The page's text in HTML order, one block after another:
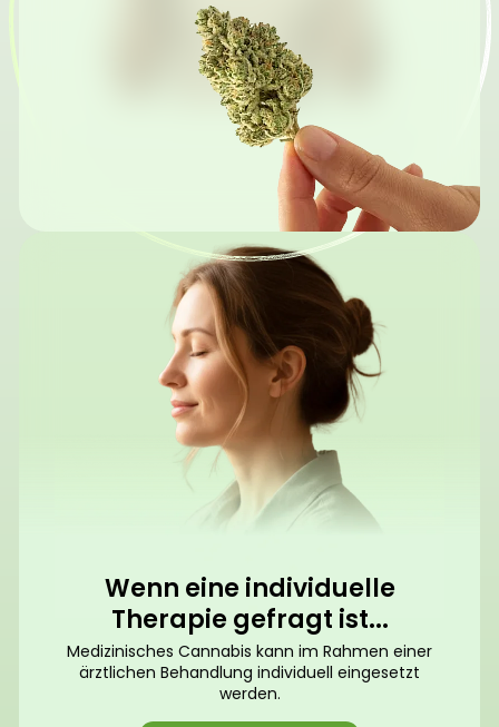
Wenn eine individuelle
Therapie gefragt ist...
Medizinisches Cannabis kann im Rahmen einer
ärztlichen Behandlung individuell eingesetzt
werden.